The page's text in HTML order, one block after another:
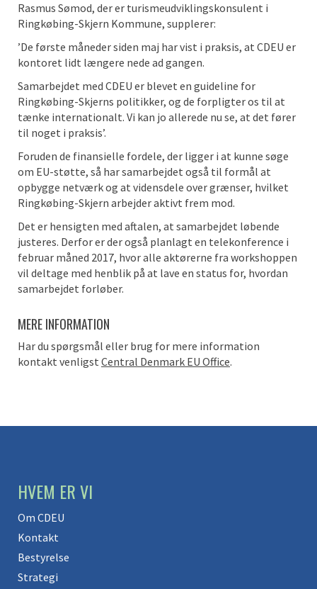
Rasmus Sømod, der er turismeudviklingskonsulent i
Ringkøbing-Skjern Kommune, supplerer:
’De første måneder siden maj har vist i praksis, at CDEU er
kontoret lidt længere nede ad gangen.
Samarbejdet med CDEU er blevet en guideline for
Ringkøbing-Skjerns politikker, og de forpligter os til at
tænke internationalt. Vi kan jo allerede nu se, at det fører
til noget i praksis’.
Foruden de finansielle fordele, der ligger i at kunne søge
om EU-støtte, så har samarbejdet også til formål at
opbygge netværk og at vidensdele over grænser, hvilket
Ringkøbing-Skjern arbejder aktivt frem mod.
Det er hensigten med aftalen, at samarbejdet løbende
justeres. Derfor er der også planlagt en telekonference i
februar måned 2017, hvor alle aktørerne fra workshoppen
vil deltage med henblik på at lave en status for, hvordan
samarbejdet forløber.
MERE INFORMATION
Har du spørgsmål eller brug for mere information
kontakt venligst Central Denmark EU Office.
HVEM ER VI
Om CDEU
Kontakt
Bestyrelse
Strategi